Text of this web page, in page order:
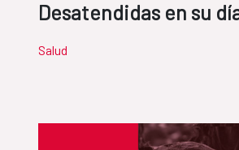
Desatendidas en su
Salud